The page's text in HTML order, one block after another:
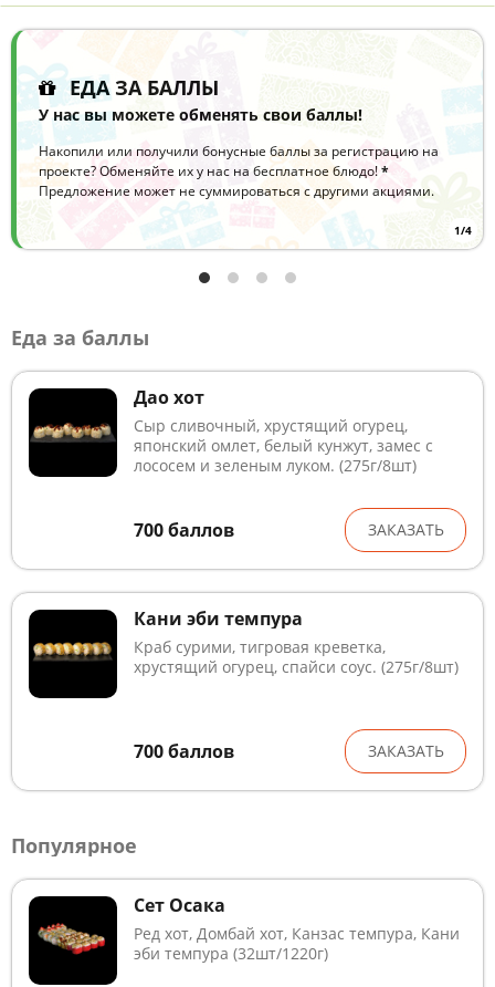
Меню
Панама
Суши
Акции
ЕДА ЗА БАЛЛЫ
У нас вы можете обменять свои баллы!
Накопили или получили бонусные баллы за регистрацию на
проекте? Обменяйте их у нас на бесплатное блюдо!*
Предложение может не суммироваться с другими акциями.
1/4
Еда за баллы
Дао хот
Сыр сливочный, хрустящий огурец,
японский омлет, белый кунжут, замес с
лососем и зеленым луком. (275г/8шт)
700баллов ЗАКАЗАТЬ
Кани эби темпура
Краб сурими, тигровая креветка,
хрустящий огурец, спайси соус. (275г/8шт)
700баллов ЗАКАЗАТЬ
Популярное
Сет Осака
Ред хот, Домбай хот, Канзас темпура, Кани
эби темпура (32шт/1220г)